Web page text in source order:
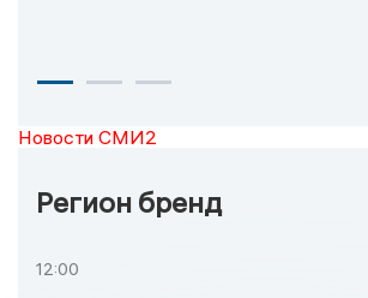
Новости СМИ2
Регион бренд
12:00